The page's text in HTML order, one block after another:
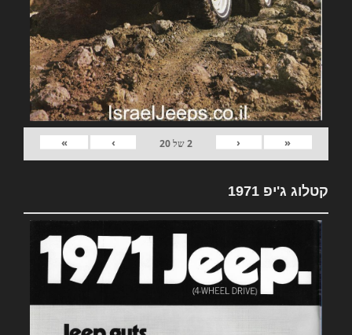
«
‹
2של20
›
»
קטלוג ג'יפ 1971